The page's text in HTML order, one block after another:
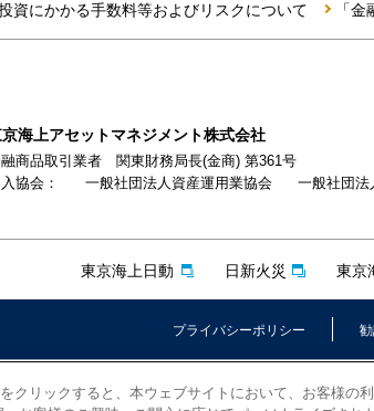
資にかかる手数料等およびリスクについて 「
海上アセットマネジメント株式会社
商品取引業者 関東財務局長(金商) 第361号
協会：
一般社団法人資産運用業協会 一般社団法
東京海上日動 日新火災 東京
プライバシーポリシー
クリックすると、本ウェブサイトにおいて、お客様の